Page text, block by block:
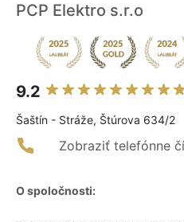
PCP Elektro s.r.o
9.2
Šaštín - Stráže, Štúrova 634/2
Zobraziť telefónne
O spoločnosti: